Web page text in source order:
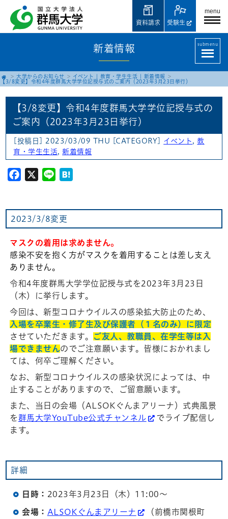
menu
受験生
資料請求
新着情報 submenu
大学からのお知らせ イベント 教育・学生生活
新着情報
【3/8変更】令和4年度群馬大学学位記授与式のご案内（2023年3月23日挙行）
【3/8変更】令和4年度群馬大学学位記授与式の
ご案内（2023年3月23日挙行）
[投稿日] 2023/03/09 THU [CATEGORY] イベント , 教
育・学生生活,新着情報
Facebook
X Line
2023/3/8変更
マスクの着用は求めません。
感染不安を抱く方がマスクを着用することは差し支え
ありません。
令和4年度群馬大学学位記授与式を2023年3月23日
（木）に挙行します。
今回は、新型コロナウイルスの感染拡大防止のため、
入場を卒業生・修了生及び保護者（１名のみ）に限定
させていただきます。
ご友人、教職員、在学生等は入
場できませんのでご注意願います。皆様におかれまし
ては、何卒ご理解ください。
なお、新型コロナウイルスの感染状況によっては、中
止することがありますので、ご留意願います。
また、当日の会場（ALSOKぐんまアリーナ）式典風景
を群馬大学YouTube公式チャンネル
でライブ配信し
ます。
詳細
日時： 2023年3月23日（木）11:00〜
会場： ALSOKぐんまアリーナ
（前橋市関根町